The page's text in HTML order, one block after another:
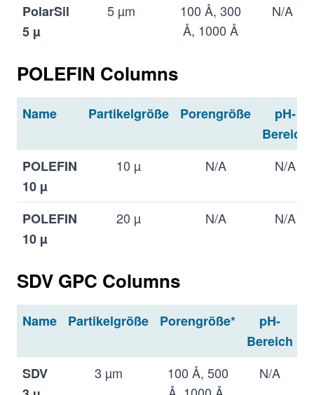
PolarSil
5 µ
5 µm
100 Å, 300
Å, 1000 Å
N/A
Porengröße vorhanden
POLEFIN Columns
Name Partikelgröße Porengröße
pH-
Bereich
POLEFIN
10 µ
10 µ N/A N/A
POLEFIN
10 µ
20 µ N/A N/A
SDV GPC Columns
Name Partikelgröße Porengröße*
pH-
Bereich
SDV
3 µm
100 Å, 500
N/A